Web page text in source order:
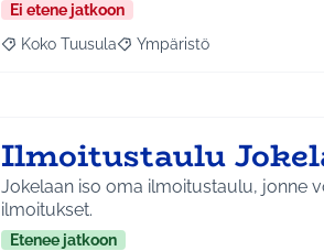
Ei etene jatkoon
Rajaa tulokset aihepiirin mukaan: Koko
Koko Tuusula Rajaa tulokset teeman
Ympäristö
Ilmoitustaulu
Jokelaan iso oma ilmoitustaulu, jonne
ilmoitukset.
Etenee jatkoon